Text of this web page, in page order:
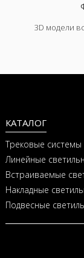
3D модели
КАТАЛОГ
Трековые системы
Линейные
Встраиваемые
Накладные
Подвесные